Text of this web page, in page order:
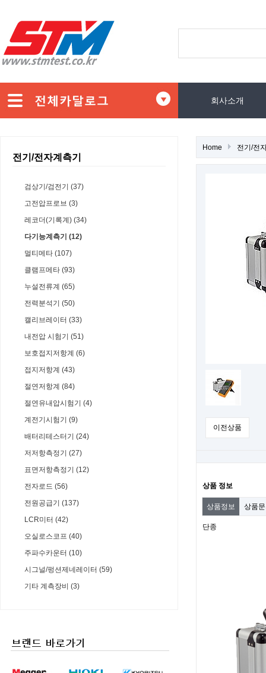
회사소개
전기/전자계측기
검상기/검전기 (37)
고전압프로브 (3)
레코더(기록계) (34)
다기능계측기 (12)
멀티메타 (107)
클램프메타 (93)
누설전류계 (65)
전력분석기 (50)
캘리브레이터 (33)
내전압 시험기 (51)
보호접지저항계 (6)
접지저항계 (43)
절연저항계 (84)
절연유내압시험기 (4)
계전기시험기 (9)
배터리테스터기 (24)
저저항측정기 (27)
표면저항측정기 (12)
전자로드 (56)
전원공급기 (137)
LCR미터 (42)
오실로스코프 (40)
주파수카운터 (10)
시그널/펑션제네레이터 (59)
기타 계측장비 (3)
Home 전기/전
이전상품
상품 정보
상품정보 상품
단종